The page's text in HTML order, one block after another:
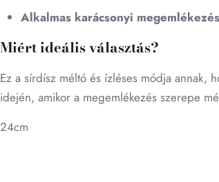
Alkalmas karácsonyi
Miért ideális választás?
Ez a sírdísz méltó és ízléses módja annak,
idején, amikor a megemlékezés szerepe
24cm